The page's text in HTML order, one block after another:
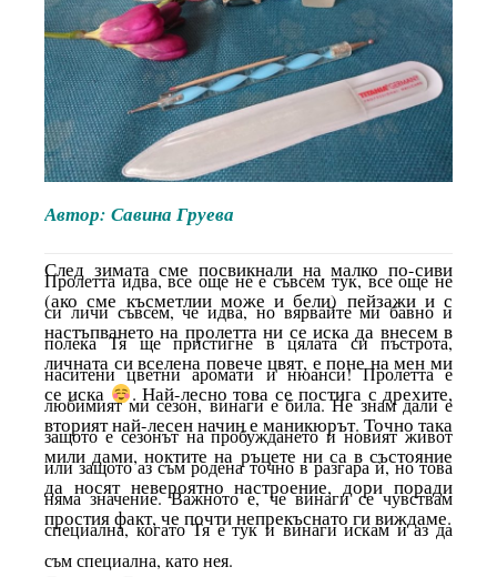
Автор: Савина Груева
Пролетта идва, все още не е съвсем тук, все още не
си личи съвсем, че идва, но вярвайте ми бавно и
полека Тя ще пристигне в цялата си пъстрота,
наситени цветни аромати и нюанси! Пролетта е
любимият ми сезон, винаги е била. Не знам дали е
защото е сезонът на пробуждането и новият живот
или защото аз съм родена точно в разгара ѝ, но това
няма значение. Важното е, че винаги се чувствам
специална, когато Тя е тук и винаги искам и аз да
съм специална, като нея.
След зимата сме посвикнали на малко по-сиви
(ако сме късметлии може и бели) пейзажи и с
настъпването на пролетта ни се иска да внесем в
личната си вселена повече цвят, е поне на мен ми
се иска
. Най-лесно това се постига с дрехите,
вторият най-лесен начин е маникюрът. Точно така
мили дами, ноктите на ръцете ни са в състояние
да носят невероятно настроение, дори поради
простия факт, че почти непрекъснато ги виждаме.